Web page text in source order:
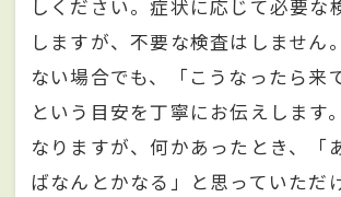
しください。症状に応じて必要な
しますが、不要な検査はしません
ない場合でも、「こうなったら来
という目安を丁寧にお伝えします
なりますが、何かあったとき、「
ばなんとかなる」と思っていただ